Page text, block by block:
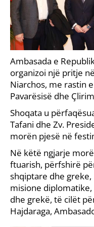
Ambasada e
organizoi një pritje
Niarchos, me rastin
Pavarësisë dhe
Shoqata u
Tafani dhe Zv.
morën pjesë në
Në këtë ngjarje
ftuarish, përfshirë
shqiptare dhe greke,
misione
dhe grekë, të cilët
Hajdaraga,